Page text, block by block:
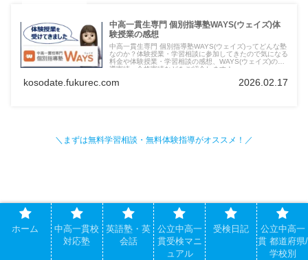
中高一貫生専門 個別指導塾WAYS(ウェイズ)体
験授業の感想
中高一貫生専門 個別指導塾WAYS(ウェイズ)ってどんな塾
なのか？体験授業・学習相談に参加してきたので気になる
料金や体験授業・学習相談の感想、WAYS(ウェイズ)の指
導実績・合格実績などをご紹介します！
kosodate.fukurec.com 2026.02.17
＼まずは無料学習相談・ 無料体験指導がオススメ！／
東京都の中高一貫校の中学生が通う塾を目的別
ホーム
中高一貫校
対応塾
英語塾・英
会話
公立中高一
貫受検マニ
ュアル
受検日記
公立中高一
貫 都道府県/
学校別